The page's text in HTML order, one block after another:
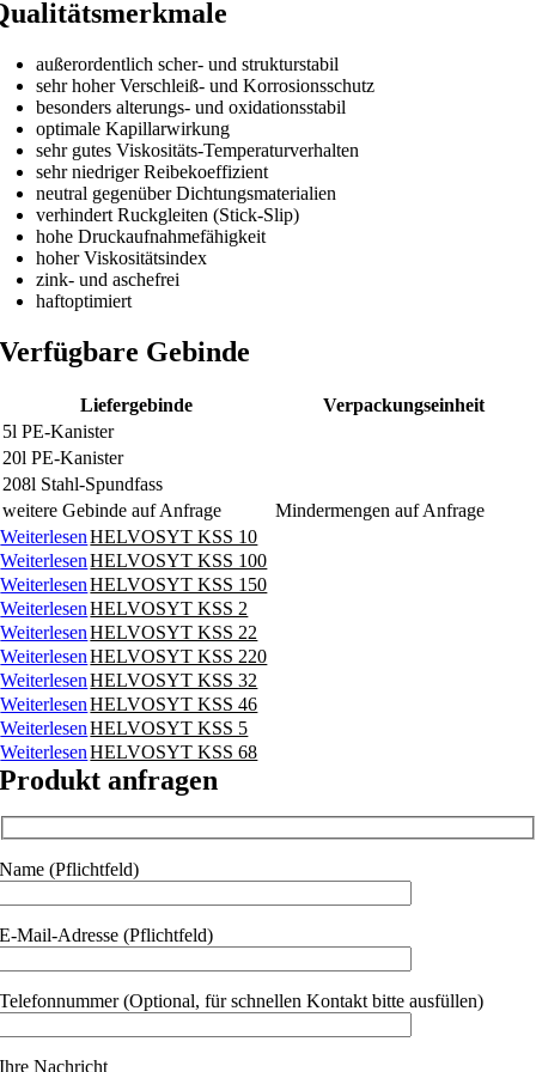
außerordentlich scher- und strukturstabil
sehr hoher Verschleiß- und Korrosionsschutz
besonders alterungs- und oxidationsstabil
optimale Kapillarwirkung
sehr gutes Viskositäts-Temperaturverhalten
sehr niedriger Reibekoeffizient
neutral gegenüber Dichtungsmaterialien
verhindert Ruckgleiten (Stick-Slip)
hohe Druckaufnahmefähigkeit
hoher Viskositätsindex
zink- und aschefrei
haftoptimiert
Verfügbare Gebinde
Liefergebinde
Verpackungseinheit
5l PE-Kanister
20l PE-Kanister
208l Stahl-Spundfass
weitere Gebinde auf Anfrage
Mindermengen auf Anfrage
WeiterlesenHELVOSYT KSS 10
WeiterlesenHELVOSYT KSS 100
WeiterlesenHELVOSYT KSS 150
WeiterlesenHELVOSYT KSS 2
WeiterlesenHELVOSYT KSS 22
WeiterlesenHELVOSYT KSS 220
WeiterlesenHELVOSYT KSS 32
WeiterlesenHELVOSYT KSS 46
WeiterlesenHELVOSYT KSS 5
WeiterlesenHELVOSYT KSS 68
Produkt anfragen
Name (Pflichtfeld)
E-Mail-Adresse (Pflichtfeld)
Telefonnummer (Optional, für schnellen Kontakt bitte ausfüllen)
Ihre Nachricht